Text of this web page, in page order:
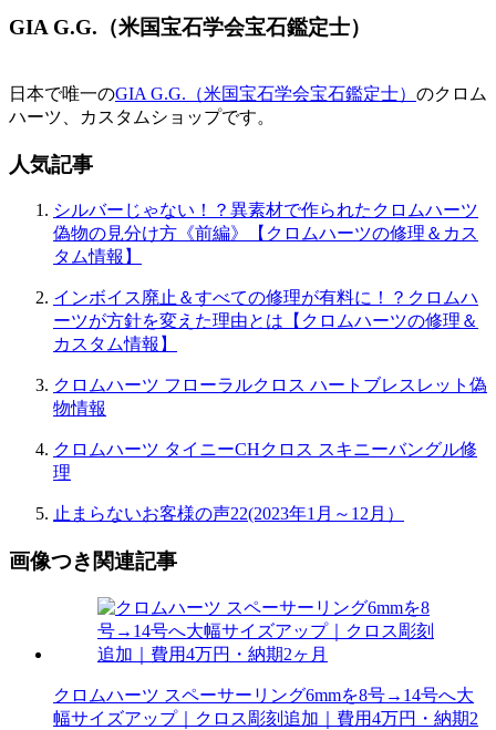
GIA G.G.（米国宝石学会宝石鑑定士）
日本で唯一のGIA G.G.（米国宝石学会宝石鑑定士） のクロム
ハーツ、カスタムショップです。
人気記事
シルバーじゃない！？異素材で作られたクロムハーツ
偽物の見分け方《前編》【クロムハーツの修理＆カス
タム情報】
インボイス廃止＆すべての修理が有料に！？クロムハ
ーツが方針を変えた理由とは【クロムハーツの修理＆
カスタム情報】
クロムハーツ フローラルクロス ハートブレスレット偽
物情報
クロムハーツ タイニーCHクロス スキニーバングル修
理
止まらないお客様の声22(2023年1月～12月）
画像つき関連記事
クロムハーツ スペーサーリング6mmを8号→14号へ大
幅サイズアップ｜クロス彫刻追加｜費用4万円・納期2